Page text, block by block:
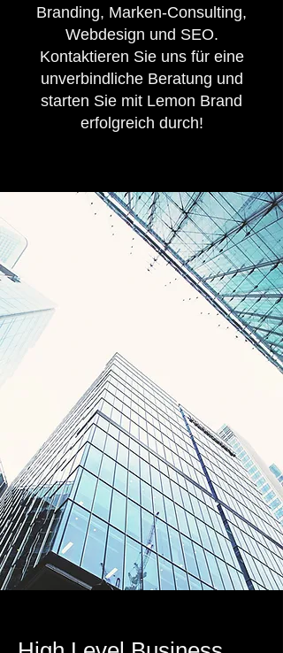
Branding, Marken-Consulting,
Webdesign und SEO.
Kontaktieren Sie uns für eine
unverbindliche Beratung und
starten Sie mit Lemon Brand
erfolgreich durch!